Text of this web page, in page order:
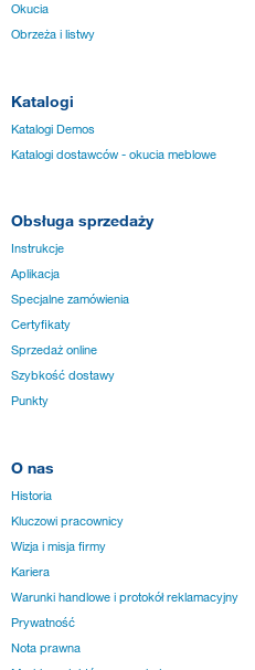
Okucia
Obrzeża i listwy
Katalogi
Katalogi Demos
Katalogi dostawców - okucia meblowe
Obsługa sprzedaży
Instrukcje
Aplikacja
Specjalne zamówienia
Certyfikaty
Sprzedaż online
Szybkość dostawy
Punkty
O nas
Historia
Kluczowi pracownicy
Wizja i misja firmy
Kariera
Warunki handlowe i protokół reklamacyjny
Prywatność
Nota prawna